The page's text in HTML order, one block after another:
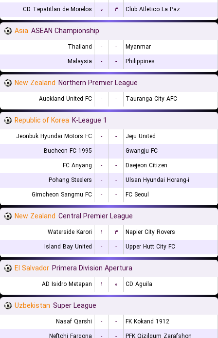
CD Tepatitlan de Morelos
۰ ۳ Club Atletico La Paz
Asia ASEAN Championship
Thailand - -
Myanmar
Malaysia
- - Philippines
New Zealand Northern Premier League
Auckland United FC - - Tauranga City AFC
Republic of Korea K-League 1
Jeonbuk Hyundai Motors FC - -
Jeju United
Bucheon FC 1995
- -
Gwangju FC
FC Anyang
- -
Daejeon Citizen
Pohang Steelers
- -
Ulsan Hyundai Horang-i
Gimcheon Sangmu FC
- - FC Seoul
New Zealand Central Premier League
Waterside Karori ۱ ۳
Napier City Rovers
Island Bay United
- - Upper Hutt City FC
El Salvador Primera Division Apertura
AD Isidro Metapan ۱ ۰ CD Aguila
Uzbekistan Super League
Nasaf Qarshi - -
FK Kokand 1912